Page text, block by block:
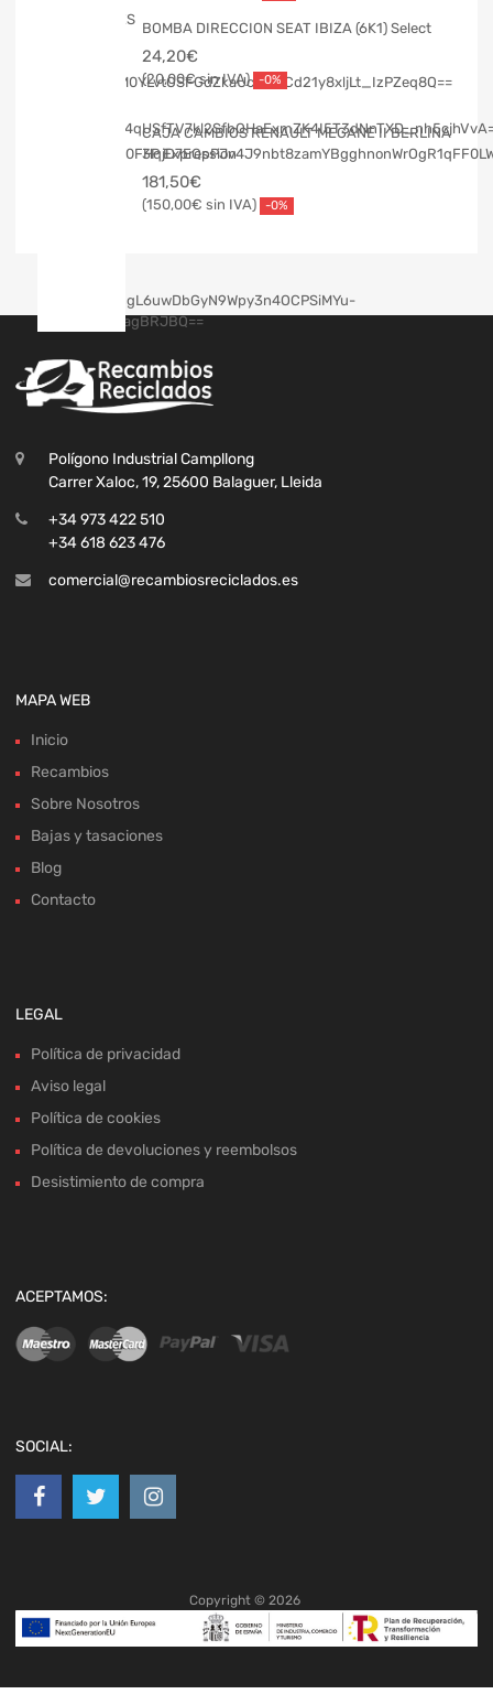
BOMBA DIRECCION SEAT IBIZA (6K1) Select
24,20€
20,00€ -0%
CAJA CAMBIOS RENAULT MEGANE II BERLINA
3P Expression
181,50€
150,00€ -0%
Polígono Industrial Campllong
Carrer Xaloc, 19, 25600 Balaguer, Lleida
+34 973 422 510
+34 618 623 476
comercial@recambiosreciclados.es
MAPA WEB
Inicio
Recambios
Sobre Nosotros
Bajas y tasaciones
Blog
Contacto
LEGAL
Política de privacidad
Aviso legal
Política de cookies
Política de devoluciones y reembolsos
Desistimiento de compra
ACEPTAMOS:
SOCIAL:
Copyright © 2026